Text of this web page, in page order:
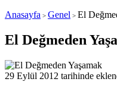
Anasayfa > Genel > El
El Değmeden
29 Eylül 2012 tarihinde